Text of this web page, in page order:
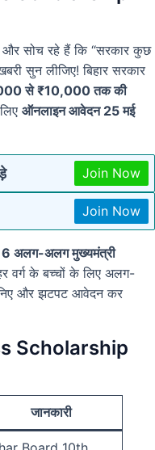
और सोच रहे हैं कि “सरकार कुछ
सुन लीजिए! बिहार सरकार
से ₹10,000 तक की
ऑनलाइन आवेदन 25 मई
Join Now
Join Now
6 अलग-अलग मुख्यमंत्री
वर्ग के बच्चों के लिए अलग-
और झटपट आवेदन कर
Scholarship
जानकारी